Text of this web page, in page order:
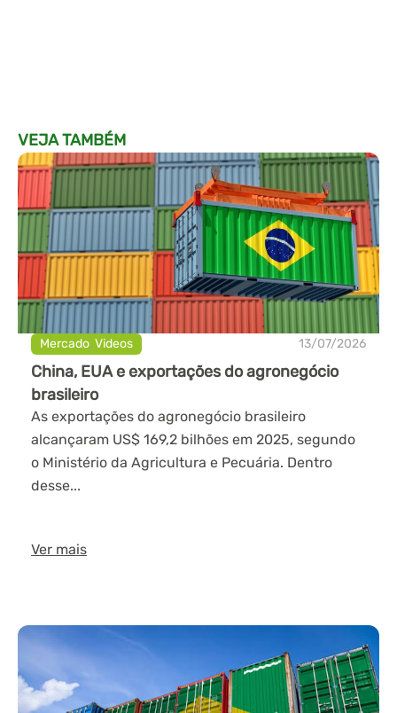
VEJA TAMBÉM
Mercado,Videos 13/07/2026
China, EUA e exportações do agronegócio
brasileiro
As exportações do agronegócio brasileiro
alcançaram US$ 169,2 bilhões em 2025, segundo
o Ministério da Agricultura e Pecuária. Dentro
desse...
Ver mais